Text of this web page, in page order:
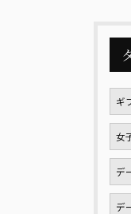
ギ
女
デ
デ